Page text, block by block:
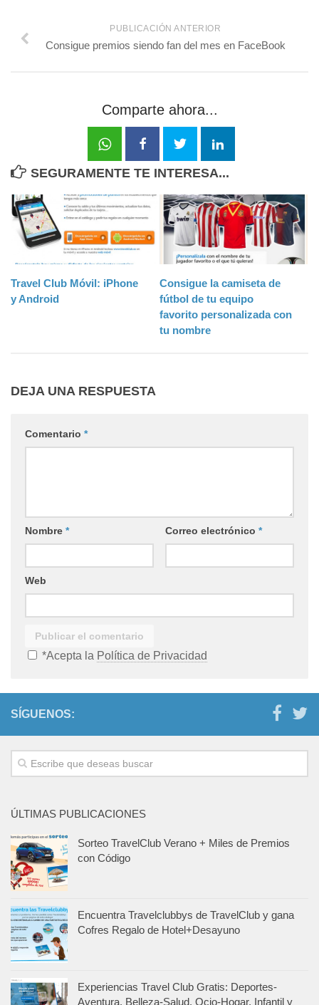
PUBLICACIÓN ANTERIOR
Consigue premios siendo fan del mes en FaceBook
Comparte ahora...
SEGURAMENTE TE INTERESA...
Travel Club Móvil: iPhone
y Android
Consigue la camiseta de
fútbol de tu equipo
favorito personalizada con
tu nombre
DEJA UNA RESPUESTA
Comentario *
Nombre * Correo electrónico *
Web
*Acepta la Política de Privacidad
SÍGUENOS:
ÚLTIMAS PUBLICACIONES
Sorteo TravelClub Verano + Miles de Premios
con Código
Encuentra Travelclubbys de TravelClub y gana
Cofres Regalo de Hotel+Desayuno
Experiencias Travel Club Gratis: Deportes-
Aventura, Belleza-Salud, Ocio-Hogar, Infantil y